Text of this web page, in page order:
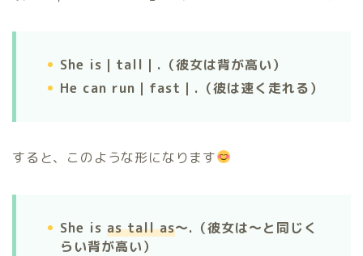
She is｜tall｜.（彼女は背が高い）
He can run｜fast｜.（彼は速く走れる）
すると、このような形になります
She is as tall as〜.（彼女は〜と同じく
らい背が高い）